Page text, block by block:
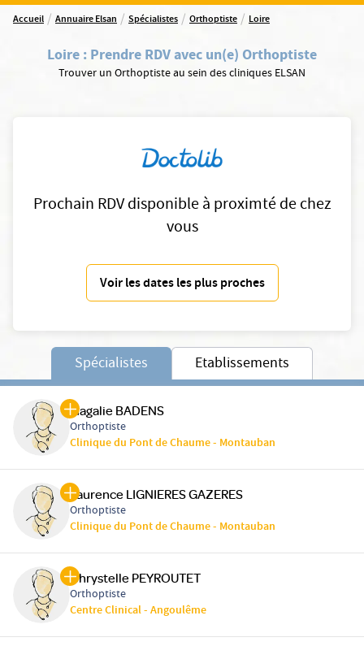
Accueil / Annuaire Elsan / Spécialistes / Orthoptiste / Loire
Loire : Prendre RDV avec un(e) Orthoptiste
Trouver un Orthoptiste au sein des cliniques ELSAN
Prochain RDV disponible à proximté de chez
vous
Voir les dates les plus proches
Spécialistes Etablissements
Magalie BADENS
Orthoptiste
Clinique du Pont de Chaume - Montauban
Laurence LIGNIERES GAZERES
Orthoptiste
Clinique du Pont de Chaume - Montauban
Chrystelle PEYROUTET
Orthoptiste
Centre Clinical - Angoulême